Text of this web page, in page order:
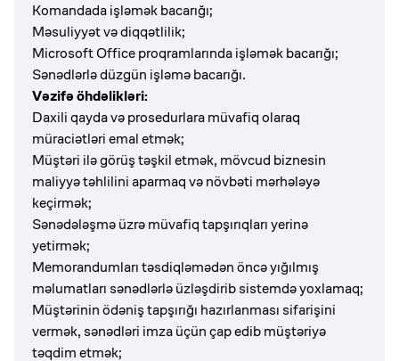
Komandada işləmək bacarığı;
Məsuliyyət və diqqətlilik;
Microsoft Office proqramlarında işləmək bacarığı;
Sənədlərlə düzgün işləmə bacarığı.
Vəzifə öhdəlikləri:
Daxili qayda və prosedurlara müvafiq olaraq
müraciətləri emal etmək;
Müştəri ilə görüş təşkil etmək, mövcud biznesin
maliyyə təhlilini aparmaq və növbəti mərhələyə
keçirmək;
Sənədələşmə üzrə müvafiq tapşırıqları yerinə
yetirmək;
Memorandumları təsdiqləmədən öncə yığılmış
məlumatları sənədlərlə üzləşdirib sistemdə yoxlamaq;
Müştərinin ödəniş tapşırığı hazırlanması sifarişini
vermək, sənədləri imza üçün çap edib müştəriyə
təqdim etmək;